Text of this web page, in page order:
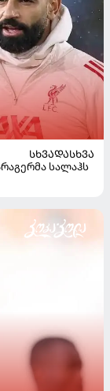
ᲡᲮᲕᲐᲓᲐᲡᲮᲕᲐ
სალაჰს